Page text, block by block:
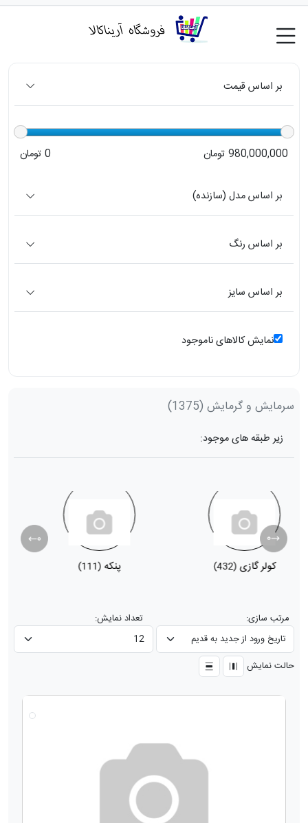
بر اساس قیمت
980,000,000 تومان 0 تومان
بر اساس مدل (سازنده)
بر اساس رنگ
بر اساس سایز
نمایش کالاهای ناموجود
سرمایش و گرمایش (1375)
زیر طبقه های موجود:
کولر گازی(432) پنکه (111)
مرتب سازی: تعداد نمایش:
حالت نمایش